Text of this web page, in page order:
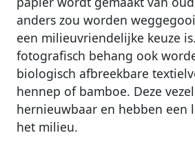
anders zou worden
een milieuvriendelijke keuze
fotografisch behang ook
biologisch afbreekbare
hennep of bamboe. Deze
hernieuwbaar en hebben een
het milieu.